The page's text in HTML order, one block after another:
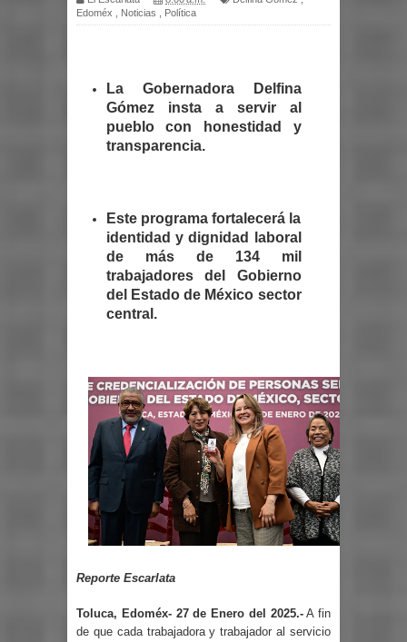
Edoméx
Noticias Política
La Gobernadora Delfina
Gómez insta a servir al
pueblo con honestidad y
transparencia.
Este programa fortalecerá la
identidad y dignidad laboral
de más de 134 mil
trabajadores del Gobierno
del Estado de México sector
central.
Reporte Escarlata
Toluca, Edoméx- 27 de Enero del 2025.-A fin
de que cada trabajadora y trabajador al servicio